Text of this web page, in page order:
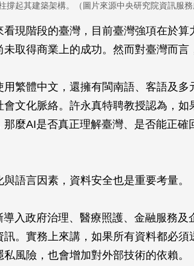
撐起其建築架構。（圖片來源中央研究院資訊服務
看現階段的臺灣，目前臺灣強項在於
未取得商業上的成功。然而對臺灣而言
用繁體中文，還擁有閩南語、客語及
會文化脈絡。許永真特聘教授認為，
那麼AI是否真正理解臺灣、是否能正確
語言因素，資料安全也是重要考量。
導入政府治理、醫療照護、金融服務
訊。實務上來講，如果所有資料都必
私風險，也會增加對外部技術的依賴。